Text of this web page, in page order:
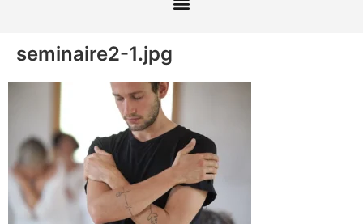
seminaire2-1.jpg